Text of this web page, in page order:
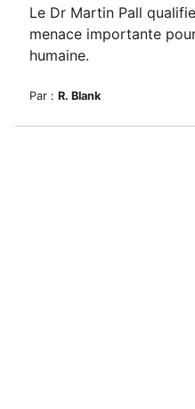
Le Dr Martin Pall
menace importante
humaine.
Par : R. Blank